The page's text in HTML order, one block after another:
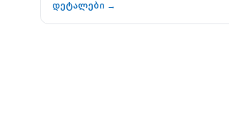
დეტალები →